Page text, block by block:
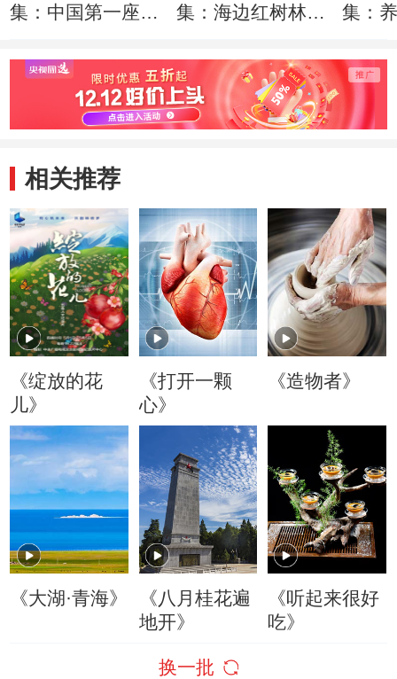
集：中国第一座无
诞生经历
集：海边红树林
处 互相馈赠
集：
途径
相关推荐
《绽放的花
儿》
《打开一颗
心》
《造物者》
《大湖·青海》
《八月桂花遍
地开》
《听起来很好
吃》
换一批